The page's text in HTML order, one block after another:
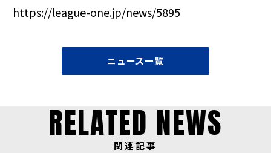
https://league-one.jp/news/5895
ニュース一覧
RELATED NEWS
関連記事